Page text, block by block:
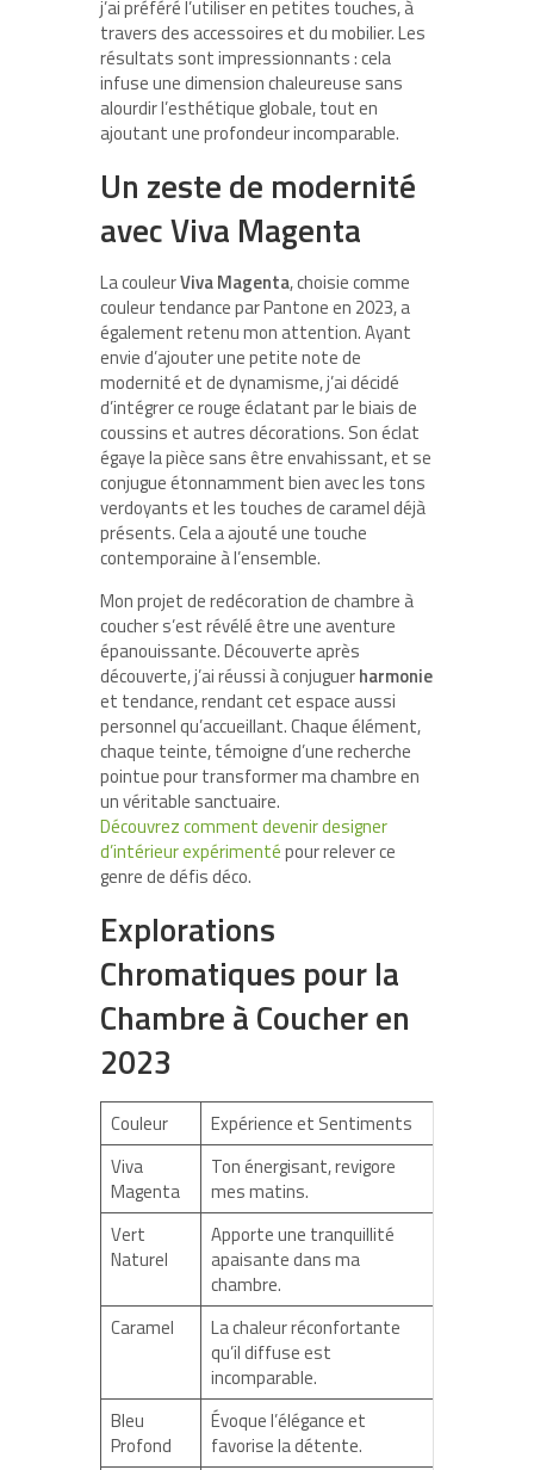
j’ai préféré l’utiliser en petites touches, à
travers des accessoires et du mobilier. Les
résultats sont impressionnants : cela
infuse une dimension chaleureuse sans
alourdir l’esthétique globale, tout en
ajoutant une profondeur incomparable.
Un zeste de modernité
avec Viva Magenta
La couleurViva Magenta, choisie comme
couleur tendance par Pantone en 2023, a
également retenu mon attention. Ayant
envie d’ajouter une petite note de
modernité et de dynamisme, j’ai décidé
d’intégrer ce rouge éclatant par le biais de
coussins et autres décorations. Son éclat
égaye la pièce sans être envahissant, et se
conjugue étonnamment bien avec les tons
verdoyants et les touches de caramel déjà
présents. Cela a ajouté une touche
contemporaine à l’ensemble.
Mon projet de redécoration de chambre à
coucher s’est révélé être une aventure
épanouissante. Découverte après
découverte, j’ai réussi à conjuguerharmonie
et tendance, rendant cet espace aussi
personnel qu’accueillant. Chaque élément,
chaque teinte, témoigne d’une recherche
pointue pour transformer ma chambre en
un véritable sanctuaire.
Découvrez comment devenir designer
d’intérieur expérimentépour relever ce
genre de défis déco.
Explorations
Chromatiques pour la
Chambre à Coucher en
2023
Couleur
Expérience et Sentiments
Viva
Magenta
Ton énergisant, revigore
mes matins.
Vert
Naturel
Apporte une tranquillité
apaisante dans ma
chambre.
Caramel
La chaleur réconfortante
qu’il diffuse est
incomparable.
Bleu
Profond
Évoque l’élégance et
favorise la détente.